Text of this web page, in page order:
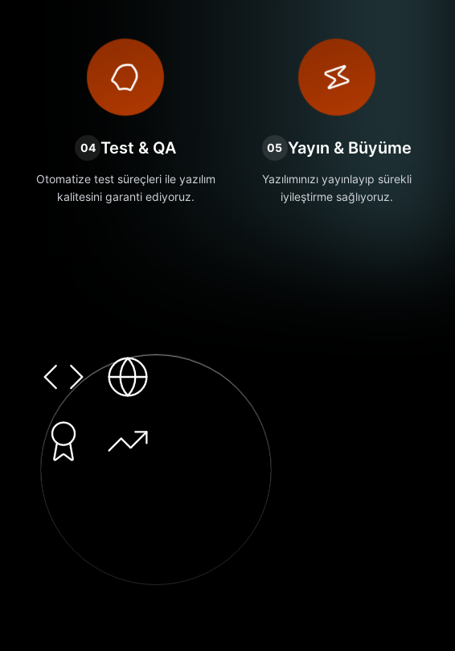
04 Test & QA
Otomatize test süreçleri ile yazılım
kalitesini garanti ediyoruz.
05 Yayın & Büyüme
Yazılımınızı yayınlayıp sürekli
iyileştirme sağlıyoruz.